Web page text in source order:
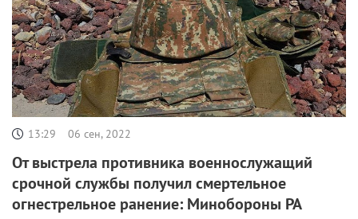
13:29 06 сен, 2022
От выстрела противника военнослужащий
срочной службы получил смертельное
огнестрельное ранение: Минобороны РА